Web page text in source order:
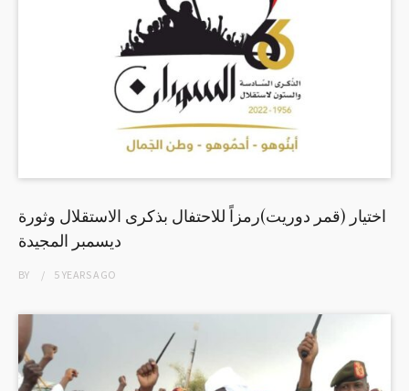
اختيار (قمر دوريت)رمزاً للاحتفال بذكرى الاستقلال وثورة
ديسمبر المجيدة
BY 5 YEARSAGO